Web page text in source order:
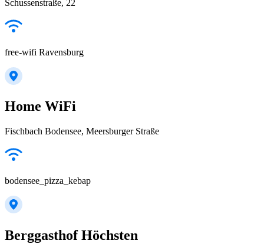
Schussenstraße, 22
free-wifi Ravensburg
Home WiFi
Fischbach Bodensee, Meersburger Straße
bodensee_pizza_kebap
Berggasthof Höchsten